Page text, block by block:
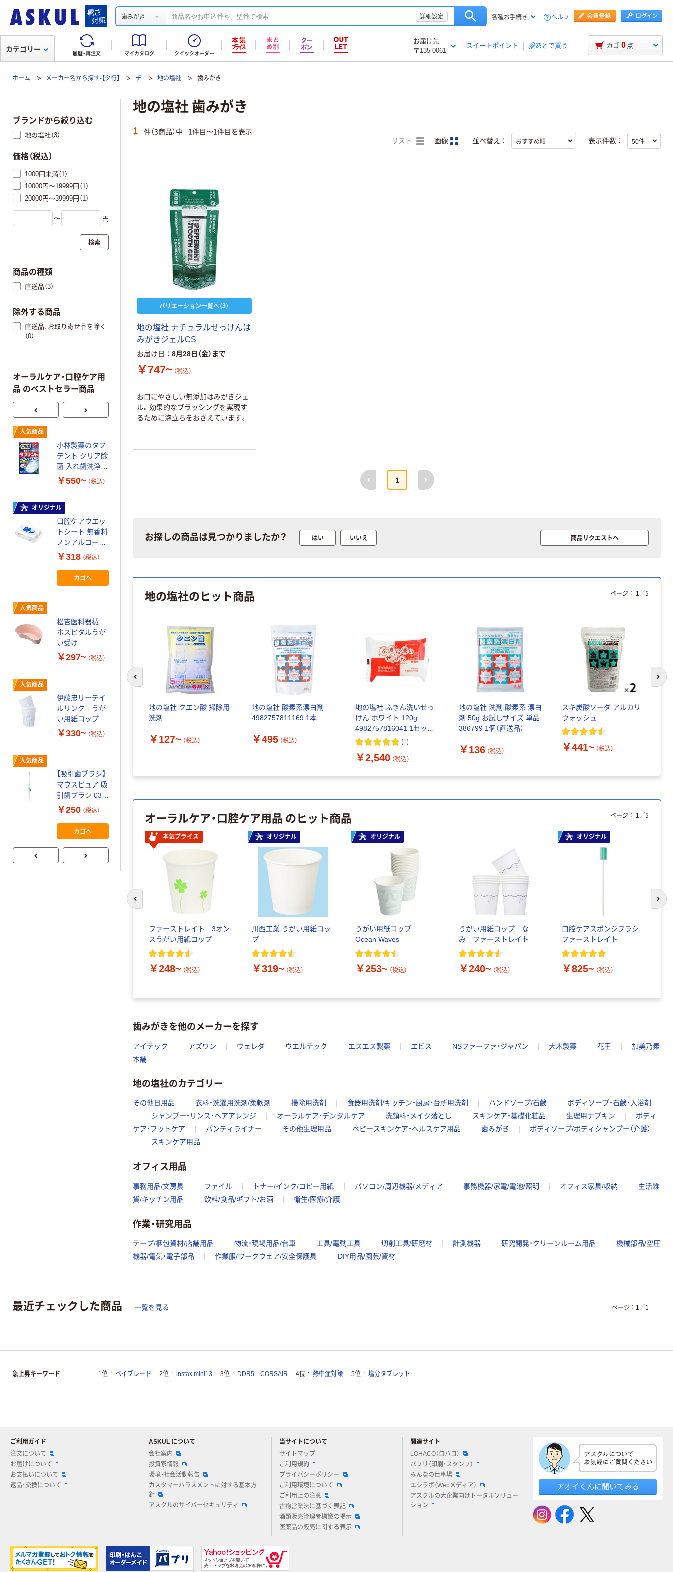
歯みがき 詳細設定 各種お手続き ヘルプ
履歴・再注文 マイカタログ クイックオーダー
お届け先
〒135-0061
スイートポイント あとで買う
カテゴリー カゴ 0 点
ホーム メーカー名から探す-【タ行】 チ 地の塩社 歯みがき
地の塩社 歯みがき
1 件（3商品）中 1件目〜1件目を表示
リスト 画像 並べ替え： 表示件数：
バリエーション一覧へ（3）
地の塩社 ナチュラルせっけんは
みがきジェルCS
お届け日 8月28日（金）まで
￥747~ （税込）
お口にやさしい無添加はみがきジェ
ル。効果的なブラッシングを実現す
るために泡立ちをおさえています。
前へ
1
次へ
お探しの商品は見つかりましたか？ はい いいえ 商品リクエストへ
地の塩社のヒット商品
地の塩社 クエン酸 掃除用
洗剤
￥127~ （税込）
地の塩社 酸素系漂白剤
4982757811169 1本
￥495 （税込）
地の塩社 ふきん洗いせっ
けん ホワイト 120g
4982757816041 1セット
(12個)
(1)
￥2,540 （税込）
地の塩社 洗剤 酸素系 漂白
剤 50g お試しサイズ 単品
386799 1個（直送品）
￥136 （税込）
スキ炭酸ソーダ アルカリ
ウォッシュ
￥441~ （税込）
ページ： 1 ／5
前のスライドへ 次
オーラルケア・口腔ケア用品 のヒット商品
本気プライス
ファーストレイト 3オン
スうがい用紙コップ
￥248~ （税込）
オリジナル
川西工業 うがい用紙コッ
プ
￥319~ （税込）
オリジナル
うがい用紙コップ
Ocean Waves
￥253~ （税込）
うがい用紙コップ な
み ファーストレイト
￥240~ （税込）
オリジナル
口腔ケアスポンジブラシ
ファーストレイト
￥825~ （税込）
ページ： 1 ／5
前のスライドへ 次
歯みがきを他のメーカーを探す
アイテック アズワン ヴェレダ ウエルテック エスエス製薬 エビス NSファーファ・ジャパン 大木製薬 花王
加美乃素
本舗
地の塩社のカテゴリー
その他日用品 衣料・洗濯用洗剤/柔軟剤 掃除用洗剤 食器用洗剤/キッチン・厨房・台所用洗剤 ハンドソープ/石鹸
ボディソープ・石鹸・入浴剤
シャンプー・リンス・ヘアアレンジ
オーラルケア・デンタルケア 洗顔料・メイク落とし スキンケア・基礎化粧品 生理用ナプキン
ボディ
ケア・フットケア
パンティライナー その他生理用品 ベビースキンケア・ヘルスケア用品 歯みがき
ボディソープ/ボディシャンプー（介護）
スキンケア用品
オフィス用品
事務用品/文房具 ファイル トナー/インク/コピー用紙 パソコン/周辺機器/メディア 事務機器/家電/電池/照明 オフィス家具/収納
生活雑
貨/キッチン用品
飲料/食品/ギフト/お酒 衛生/医療/介護
作業・研究用品
テープ/梱包資材/店舗用品 物流・現場用品/台車 工具/電動工具 切削工具/研磨材 計測機器 研究開発・クリーンルーム用品
機械部品/空圧
機器/電気・電子部品
作業服/ワークウェア/安全保護具 DIY用品/園芸/資材
ブランドから絞り込む
地の塩社（3）
価格（税込）
1000円未満（1）
10000円～19999円（1）
20000円～39999円（1）
〜 円
検索
商品の種類
直送品（3）
除外する商品
直送品、お取り寄せ品を除く
（0）
オーラルケア・口腔ケア用
品 のベストセラー商品
人気商品
小林製薬のタフ
デント クリア除
菌 入れ歯洗浄剤
小林製薬
￥550~ （税込）
オリジナル
口腔ケアウエッ
トシート 無香料
ノンアルコール
ふた付 厚手 80
きティッシュ ポ
ップアップ 介護
￥318 （税込）
カゴへ
人気商品
松吉医科器械
ホスピタルうが
い受け
￥297~ （税込）
人気商品
伊藤忠リーテイ
ルリンク うが
い用紙コップ
3オンス
￥330~ （税込）
人気商品
【吸引歯ブラシ】
マウスピュア 吸
引歯ブラシ 039-
101090-00 川本
￥250 （税込）
カゴへ
￥423~ （税込）
トシート 無香料
ノンアルコール
カゴへ
ホスピタルうが
い受け
￥297~ （税込）
ルリンク うが
い用紙コップ
￥330~
【吸引歯ブラシ】
産業
カゴへ
最近チェックした商品 一覧を見る ページ： 1 ／1
急上昇キーワード 1位 ベイブレード 2位 instax mini13 3位 DDR5 CORSAIR 4位 熱中症対策 5位 塩分タブレット
ご利用ガイド
注文について
お届けについて
お支払いについて
返品・交換について
ASKUL について
会社案内
投資家情報
環境・社会活動報告
カスタマーハラスメントに対する基本方
針
アスクルのサイバーセキュリティ
当サイトについて
サイトマップ
ご利用規約
プライバシーポリシー
ご利用環境について
ご利用上の注意
古物営業法に基づく表記
酒類販売管理者標識の掲示
医薬品の販売に関する表示
関連サイト
LOHACO（ロハコ）
パプリ（印刷・スタンプ）
みんなの仕事場
エシラボ（Webメディア）
アスクルの大企業向けトータルソリュー
ション
アオイくんに聞いてみる